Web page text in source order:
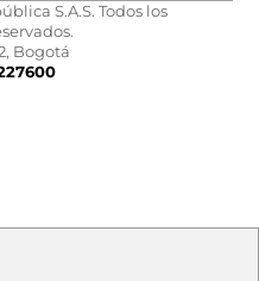
S.A.S. Todos los
Bogotá